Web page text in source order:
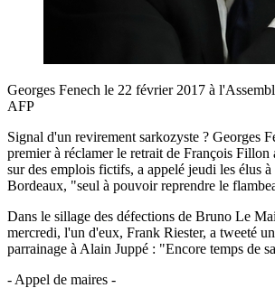
Georges Fenech le 22 février 2017 à
AFP
Signal d'un revirement sarkozyste ? Georges
premier à réclamer le retrait de François Fillon
sur des emplois fictifs, a appelé jeudi les élus
Bordeaux, "seul à pouvoir reprendre le
Dans le sillage des défections de Bruno Le
mercredi, l'un d'eux, Frank Riester, a tweeté
parrainage à Alain Juppé : "Encore temps de
- Appel de maires -